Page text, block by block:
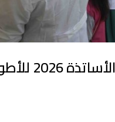
كشف نتائج مسابقة